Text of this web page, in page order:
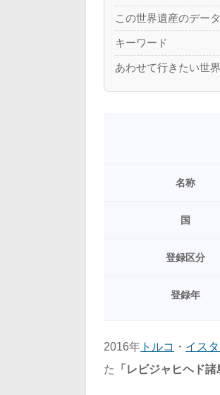
この世界遺産のデー
キーワード
あわせて行きたい世
名称
国
登録区分
登録年
2016年 トルコ ・ イス
た
「レビジャヒヘド諸